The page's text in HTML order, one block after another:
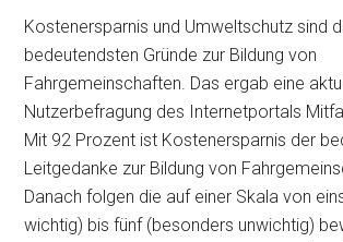
Kostenersparnis und Umweltschutz sind
bedeutendsten Gründe zur Bildung von
Fahrgemeinschaften. Das ergab eine
Nutzerbefragung des Internetportals
Mit 92 Prozent ist Kostenersparnis der
Leitgedanke zur Bildung von
Danach folgen die auf einer Skala von
wichtig) bis fünf (besonders unwichtig)